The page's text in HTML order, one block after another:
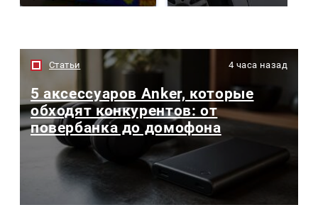
Статьи 4 часа назад
5 аксессуаров Anker, которые
обходят конкурентов: от
повербанка до домофона